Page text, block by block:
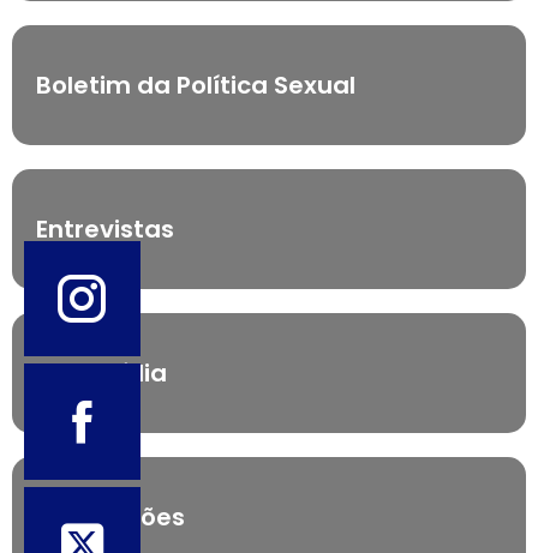
Boletim da Política Sexual
Entrevistas
Multimídia
Publicações